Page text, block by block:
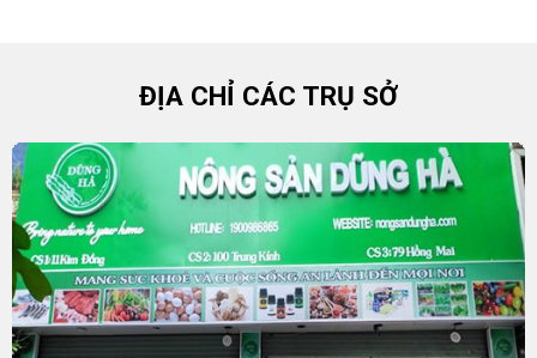
ĐỊA CHỈ CÁC TRỤ SỞ